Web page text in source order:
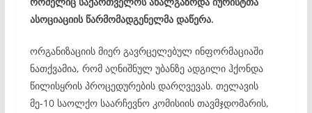
ასოციაციის წარმომადგენელმა დაწერა.
ორგანიზაციის მიერ გავრცელებულ ინფორმაციაში
ნათქვამია, რომ აღნიშნულ უბანზე ადგილი ჰქონდა
წილისყრის პროცედურების დარღვევას. თელავის
მე-10 საოლქო საარჩევნო კომისიის თავმჯდომარის,